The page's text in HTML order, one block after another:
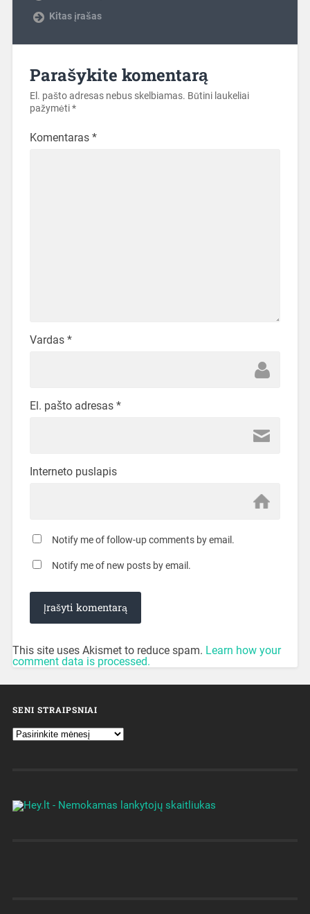
Kitas įrašas
Parašykite komentarą
El. pašto adresas nebus skelbiamas. Būtini laukeliai
pažymėti*
Komentaras *
Vardas *
El. pašto adresas *
Interneto puslapis
Notify me of follow-up comments by email.
Notify me of new posts by email.
This site uses Akismet to reduce spam. Learn how your
comment data is processed.
SENI STRAIPSNIAI